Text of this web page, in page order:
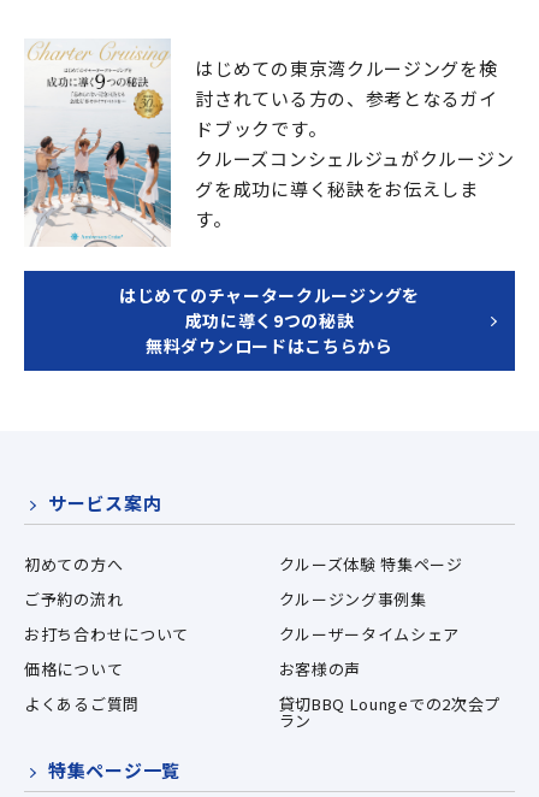
はじめての東京湾クルージングを検
討されている方の、 参考となるガイ
ドブックです。
クルーズコンシェルジュがクルージン
グを成功に導く秘訣をお伝えしま
す。
はじめてのチャータークルージングを
成功に導く9つの秘訣
無料ダウンロードはこちらから
サービス案内
初めての方へ
クルーズ体験 特集ページ
ご予約の流れ
クルージング事例集
お打ち合わせについて
クルーザータイムシェア
価格について
お客様の声
よくあるご質問
貸切BBQ Loungeでの2次会プ
ラン
特集ページ一覧